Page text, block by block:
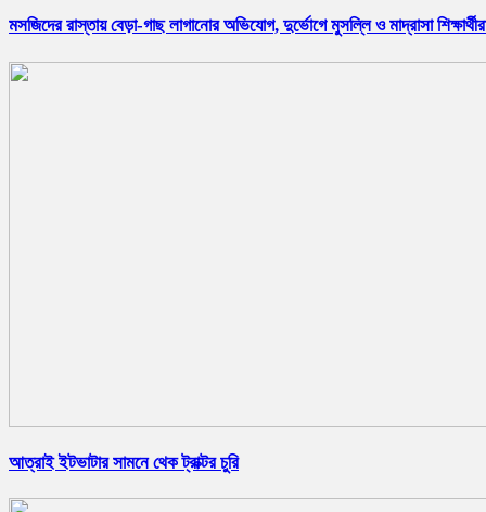
মসজিদের রাস্তায় বেড়া-গাছ লাগানোর অভিযোগ, দুর্ভোগে মুসল্লি ও মাদ্রাসা
আত্রাই ইটভাটার সামনে থেক ট্রাক্টর চুরি